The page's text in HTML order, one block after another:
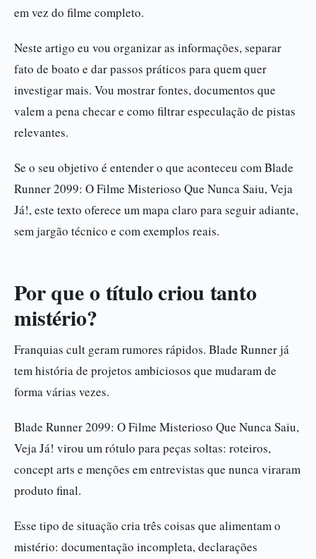
em vez do filme completo.
Neste artigo eu vou organizar as informações, separar
fato de boato e dar passos práticos para quem quer
investigar mais. Vou mostrar fontes, documentos que
valem a pena checar e como filtrar especulação de pistas
relevantes.
Se o seu objetivo é entender o que aconteceu com Blade
Runner 2099: O Filme Misterioso Que Nunca Saiu, Veja
Já!, este texto oferece um mapa claro para seguir adiante,
sem jargão técnico e com exemplos reais.
Por que o título criou tanto
mistério?
Franquias cult geram rumores rápidos. Blade Runner já
tem história de projetos ambiciosos que mudaram de
forma várias vezes.
Blade Runner 2099: O Filme Misterioso Que Nunca Saiu,
Veja Já! virou um rótulo para peças soltas: roteiros,
concept arts e menções em entrevistas que nunca viraram
produto final.
Esse tipo de situação cria três coisas que alimentam o
mistério: documentação incompleta, declarações